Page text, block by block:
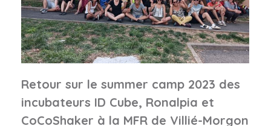
Retour sur le summer camp 2023 des
incubateurs ID Cube, Ronalpia et
CoCoShaker à la MFR de Villié-Morgon